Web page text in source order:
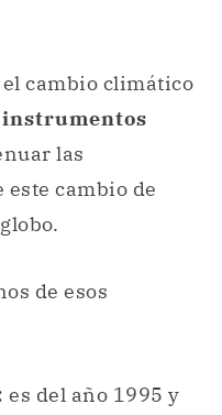
cambio climático
instrumentos
las
cambio de
de esos
es del año 1995 y